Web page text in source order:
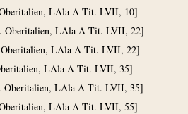
LAla A Tit. LVII, 10]
Oberitalien, LAla A Tit. LVII, 22]
Oberitalien, LAla A Tit. LVII, 22]
LAla A Tit. LVII, 35]
Oberitalien, LAla A Tit. LVII, 35]
LAla A Tit. LVII, 55]